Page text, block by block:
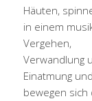
Häuten,
in einem
Vergehen,
Verwandlung
Einatmung
bewegen sich